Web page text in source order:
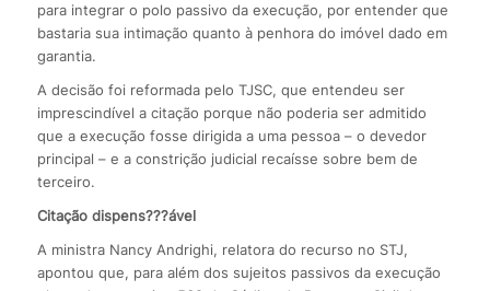
para integrar o polo passivo da execução, por entender que
bastaria sua intimação quanto à penhora do imóvel dado em
garantia.
A decisão foi reformada pelo TJSC, que entendeu ser
imprescindível a citação porque não poderia ser admitido
que a execução fosse dirigida a uma pessoa – o devedor
principal – e a constrição judicial recaísse sobre bem de
terceiro.
Citação dispens???ável
A ministra Nancy Andrighi, relatora do recurso no STJ,
apontou que, para além dos sujeitos passivos da execução